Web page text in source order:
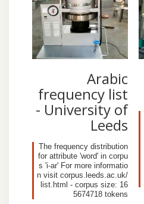
Arabic
frequency list
- University of
Leeds
The frequency distribution
for attribute 'word' in corpu
s 'i-ar' For more informatio
n visit corpus.leeds.ac.uk/
list.html - corpus size: 16
5674718 tokens